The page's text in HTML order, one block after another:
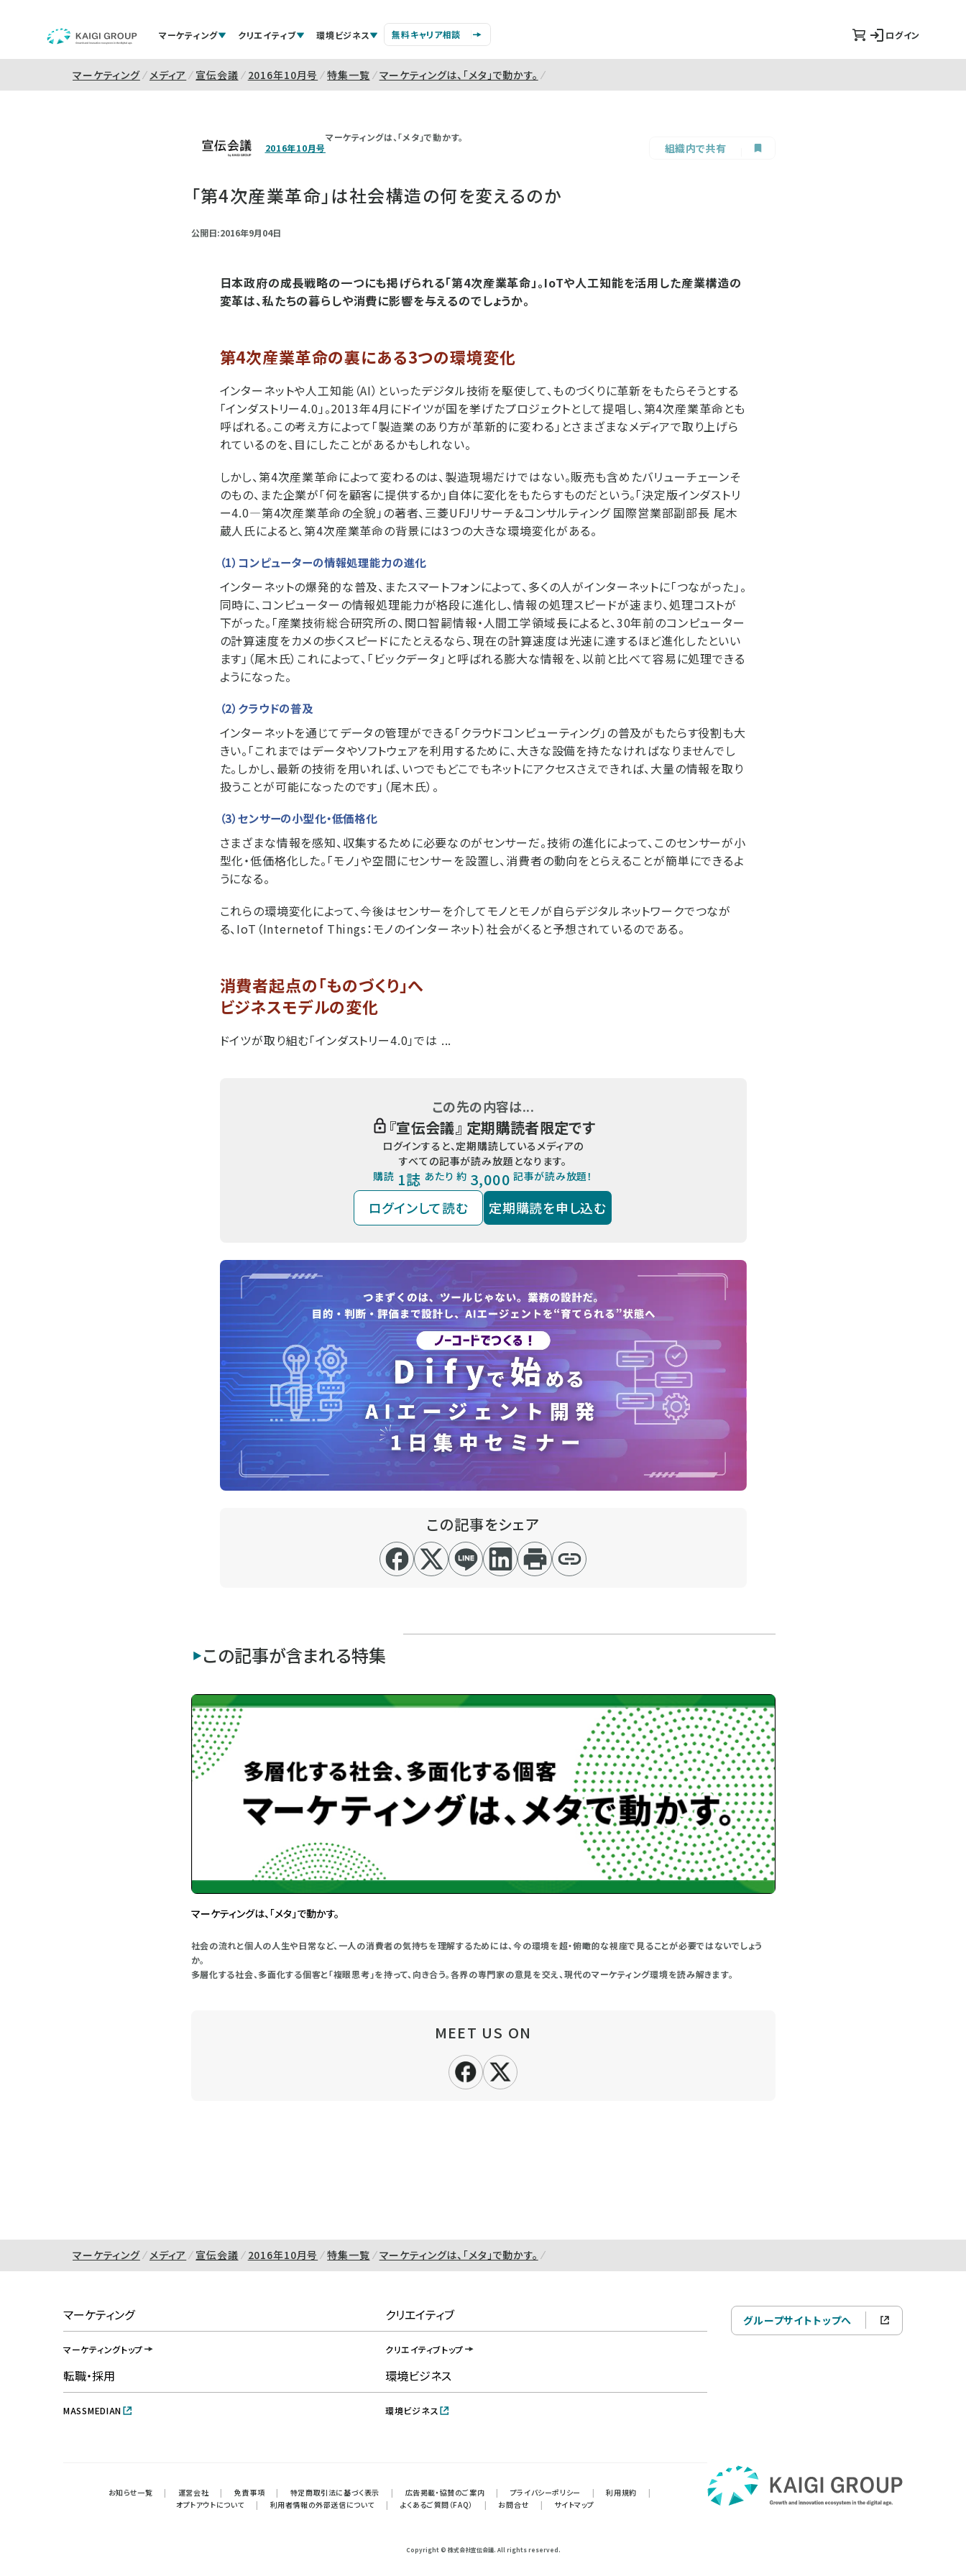
マーケティング クリエイティブ 環境ビジネス 無料キャリア相談 ログイン
マーケティング メディア 宣伝会議 2016年10月号 特集一覧 マーケティングは、「メタ」で動かす。
2016年10月号
マーケティングは、「メタ」で動かす。
組織内で共有
「第4次産業革命」は社会構造の何を変えるのか
公開日:2016年9月04日
日本政府の成長戦略の一つにも掲げられる「第4次産業革命」。IoTや人工知能を活用した産業構造の
変革は、私たちの暮らしや消費に影響を与えるのでしょうか。
第4次産業革命の裏にある3つの環境変化
インターネットや人工知能（AI）といったデジタル技術を駆使して、ものづくりに革新をもたらそうとする
「インダストリー4.0」。2013年4月にドイツが国を挙げたプロジェクトとして提唱し、第4次産業革命とも
呼ばれる。この考え方によって「製造業のあり方が革新的に変わる」とさまざまなメディアで取り上げら
れているのを、目にしたことがあるかもしれない。
しかし、第4次産業革命によって変わるのは、製造現場だけではない。販売も含めたバリューチェーンそ
のもの、また企業が「何を顧客に提供するか」自体に変化をもたらすものだという。「決定版インダストリ
ー4.0―第4次産業革命の全貌」の著者、三菱UFJリサーチ&コンサルティング 国際営業部副部長 尾木
蔵人氏によると、第4次産業革命の背景には3つの大きな環境変化がある。
（1）コンピューターの情報処理能力の進化
インターネットの爆発的な普及、またスマートフォンによって、多くの人がインターネットに「つながった」。
同時に、コンピューターの情報処理能力が格段に進化し、情報の処理スピードが速まり、処理コストが
下がった。「産業技術総合研究所の、関口智嗣情報・人間工学領域長によると、30年前のコンピューター
の計算速度をカメの歩くスピードにたとえるなら、現在の計算速度は光速に達するほど進化したといい
ます」（尾木氏）これによって、「ビックデータ」と呼ばれる膨大な情報を、以前と比べて容易に処理できる
ようになった。
（2）クラウドの普及
インターネットを通じてデータの管理ができる「クラウドコンピューティング」の普及がもたらす役割も大
きい。「これまではデータやソフトウェアを利用するために、大きな設備を持たなければなりませんでし
た。しかし、最新の技術を用いれば、いつでもどこでもネットにアクセスさえできれば、大量の情報を取り
扱うことが可能になったのです」（尾木氏）。
（3）センサーの小型化・低価格化
さまざまな情報を感知、収集するために必要なのがセンサーだ。技術の進化によって、このセンサーが小
型化・低価格化した。「モノ」や空間にセンサーを設置し、消費者の動向をとらえることが簡単にできるよ
うになる。
これらの環境変化によって、今後はセンサーを介してモノとモノが自らデジタルネットワークでつなが
る、IoT（Internetof Things：モノのインターネット）社会がくると予想されているのである。
消費者起点の「ものづくり」へ
ビジネスモデルの変化
ドイツが取り組む「インダストリー4.0」では ...
この先の内容は...
『宣伝会議』 定期購読者限定です
ログインすると、定期購読しているメディアの
すべての記事が読み放題となります。
購読 1誌 あたり 約 3,000 記事が読み放題！
ログインして読む 定期購読を申し込む
この記事をシェア
この記事が含まれる特集
マーケティングは、「メタ」で動かす。
社会の流れと個人の人生や日常など、一人の消費者の気持ちを理解するためには、今の環境を超・俯瞰的な視座で見ることが必要ではないでしょう
か。
多層化する社会、多面化する個客と「複眼思考」を持って、向き合う。各界の専門家の意見を交え、現代のマーケティング環境を読み解きます。
MEET US ON
マーケティング メディア 宣伝会議 2016年10月号 特集一覧 マーケティングは、「メタ」で動かす。
マーケティング
マーケティングトップ
クリエイティブ
クリエイティブトップ
転職・採用
MASSMEDIAN
環境ビジネス
環境ビジネス
お知らせ一覧 | 運営会社 | 免責事項 | 特定商取引法に基づく表示 | 広告掲載・協賛のご案内 | プライバシーポリシー | 利用規約
|
オプトアウトについて
| 利用者情報の外部送信について | よくあるご質問（FAQ） | お問合せ | サイトマップ
グループサイトトップへ
Copyright © 株式会社宣伝会議. All rights reserved.